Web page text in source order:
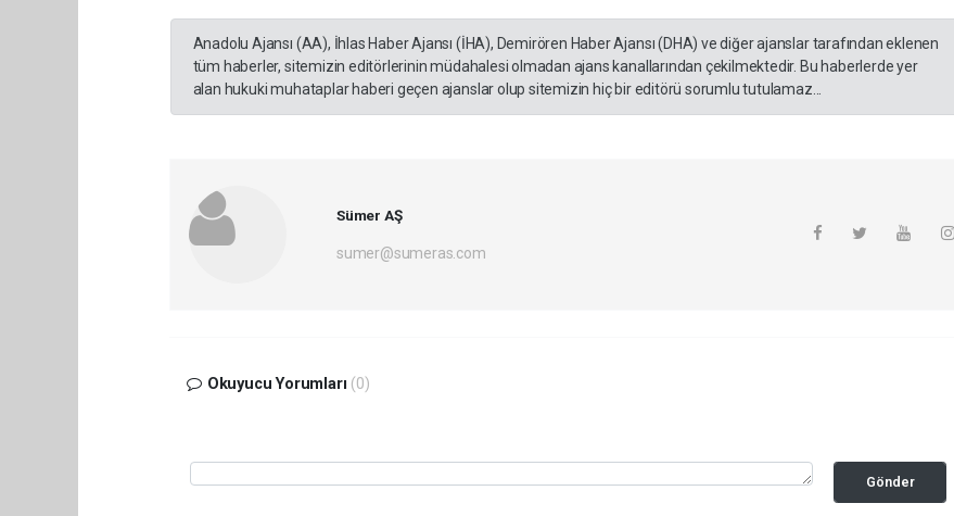
Anadolu Ajansı (AA), İhlas Haber Ajansı (İHA), Demirören Haber Ajansı (DHA) ve diğer ajanslar tarafından eklenen
tüm haberler, sitemizin editörlerinin müdahalesi olmadan ajans kanallarından çekilmektedir. Bu haberlerde yer
alan hukuki muhataplar haberi geçen ajanslar olup sitemizin hiç bir editörü sorumlu tutulamaz...
Sümer AŞ
sumer@sumeras.com
Okuyucu Yorumları (0)
Gönder